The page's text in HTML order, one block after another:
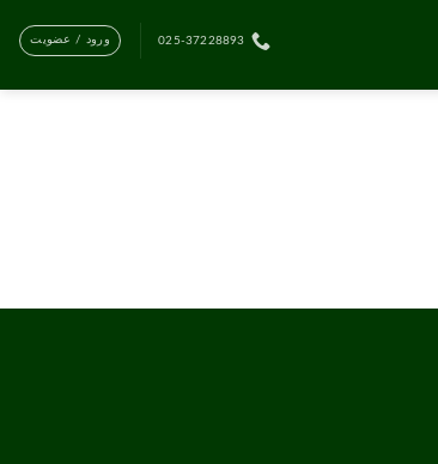
025-37228893 ورود / عضویت